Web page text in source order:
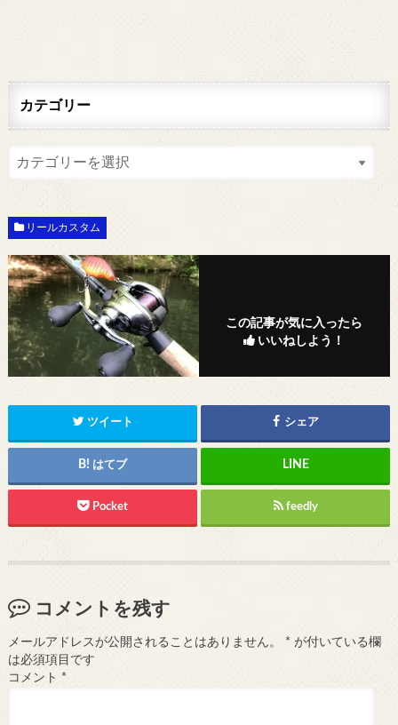
カテゴリー
リールカスタム
この記事が気に入ったら
いいねしよう！
ツイート シェア
はてブ
Pocket feedly
コメントを残す
メールアドレスが公開されることはありません。 * が付いている欄
は必須項目です
コメント *